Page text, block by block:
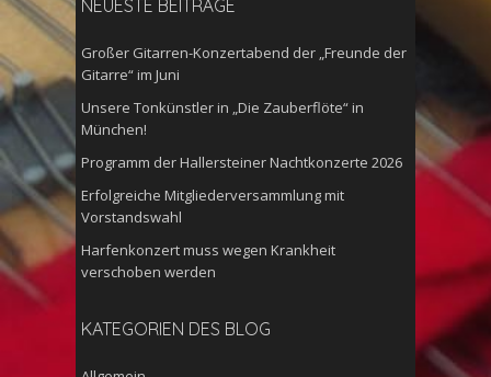
NEUESTE BEITRÄGE
Großer Gitarren-Konzertabend der „Freunde der
Gitarre“ im Juni
Unsere Tonkünstler in „Die Zauberflöte“ in
München!
Programm der Hallersteiner Nachtkonzerte 2026
Erfolgreiche Mitgliederversammlung mit
Vorstandswahl
Harfenkonzert muss wegen Krankheit
verschoben werden
KATEGORIEN DES BLOG